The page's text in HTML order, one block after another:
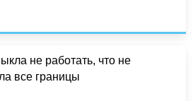
не работать, что не
все границы